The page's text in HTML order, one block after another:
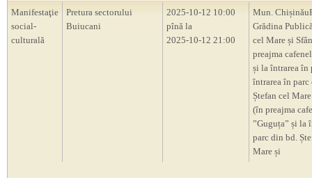
Manifestaţie
social-
culturală
Pretura sectorului
Buiucani
2025-10-12 10:00
pînă la
2025-10-12 21:00
Mun.
Grădina
cel Mare și
preajma
și la întrarea în
întrarea în parc
Ștefan cel
(în preajma
”Guguța” și la
parc din bd.
Mare și